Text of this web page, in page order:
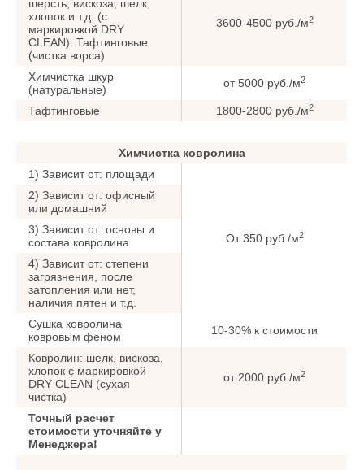
шерсть, вискоза, шелк,
хлопок и т.д. (с
маркировкой DRY
CLEAN). Тафтинговые
(чистка ворса)
3600-4500 руб./м2
Химчистка шкур
(натуральные)
от 5000 руб./м2
Тафтинговые 1800-2800 руб./м2
Химчистка ковролина
1) Зависит от: площади
От 350 руб./м2
2) Зависит от: офисный
или домашний
3) Зависит от: основы и
состава ковролина
4) Зависит от: степени
загрязнения, после
затопления или нет,
наличия пятен и т.д.
Сушка ковролина
ковровым феном
10-30% к стоимости
Ковролин: шелк, вискоза,
хлопок с маркировкой
DRY CLEAN (сухая
чистка)
от 2000 руб./м2
Точный расчет
стоимости уточняйте у
Менеджера!